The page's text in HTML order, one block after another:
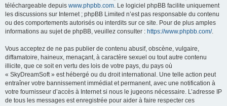
téléchargeable depuis www.phpbb.com. Le logiciel phpBB facilite uniquement
les discussions sur Internet ; phpBB Limited n’est pas responsable du contenu
ou des comportements autorisés ou interdits sur ce site. Pour de plus amples
informations au sujet de phpBB, veuillez consulter : https://www.phpbb.com/.
Vous acceptez de ne pas publier de contenu abusif, obscène, vulgaire,
diffamatoire, haineux, menaçant, à caractère sexuel ou tout autre contenu
illicite, que ce soit en vertu des lois de votre pays, du pays où
« SkyDreamSoft » est hébergé ou du droit international. Une telle action peut
entraîner votre bannissement immédiat et permanent, avec une notification à
votre fournisseur d’accès à Internet si nous le jugeons nécessaire. L’adresse IP
de tous les messages est enregistrée pour aider à faire respecter ces